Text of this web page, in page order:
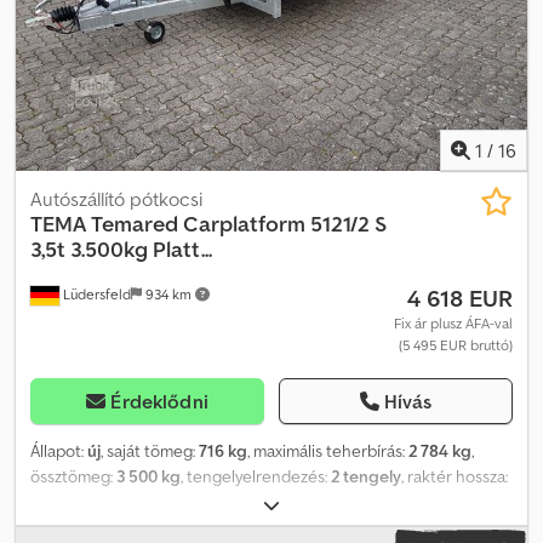
1 / 16
Lüdersfeld 934 km
Autószállító pótkocsi
TEMATemared Carplatform 5121/2 S
3,5t 3.500kg Platt...
4 618 EUR
Fix ár plusz ÁFA-val
(5 495 EUR bruttó)
Érdeklődni Hívás
Állapot:új, saját tömeg:716 kg, maximális teherbírás:2 784 kg,
össztömeg: 3 500 kg, tengelyelrendezés:2 tengely, raktér hossza:
, rakodótér szélesség:2 110 mm
futásteljesítmény:50 km, hajtástípus:mechanikai,